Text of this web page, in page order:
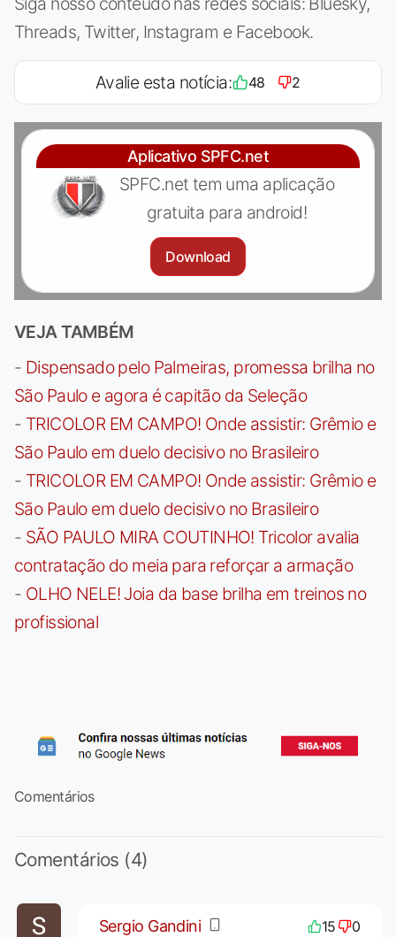
Threads, Twitter, Instagram e Facebook.
Avalie esta notícia: 48 2
Aplicativo SPFC.net
SPFC.net tem uma aplicação
gratuita para android!
Download
VEJA TAMBÉM
- Dispensado pelo Palmeiras, promessa brilha no
São Paulo e agora é capitão da Seleção
- TRICOLOR EM CAMPO! Onde assistir: Grêmio e
São Paulo em duelo decisivo no Brasileiro
- TRICOLOR EM CAMPO! Onde assistir: Grêmio e
São Paulo em duelo decisivo no Brasileiro
- SÃO PAULO MIRA COUTINHO! Tricolor avalia
contratação do meia para reforçar a armação
- OLHO NELE! Joia da base brilha em treinos no
profissional
Comentários
Comentários (4)
Sergio Gandini 15 0